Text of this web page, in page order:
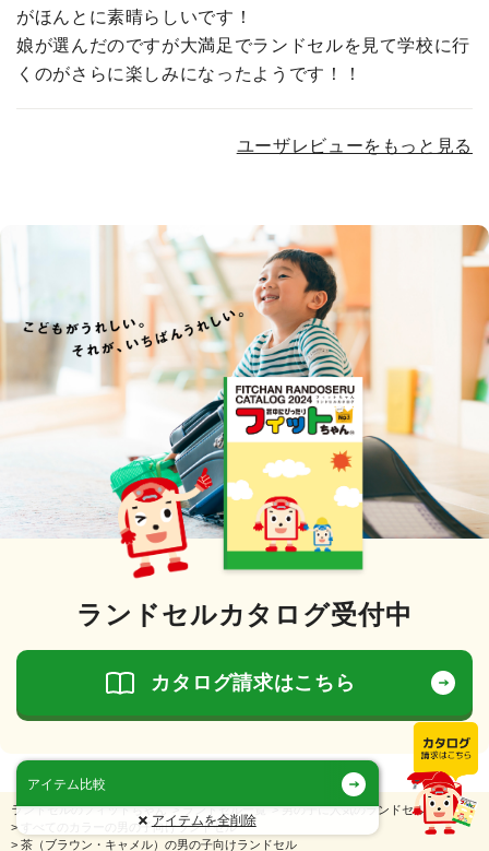
がほんとに素晴らしいです！
娘が選んだのですが大満足でランドセルを見て学校に行
くのがさらに楽しみになったようです！！
ユーザレビューをもっと見る
ランドセルカタログ受付中
カタログ請求はこちら
アイテム比較
アイテムを全削除
ランドセルのフィットちゃん >ランドセル一覧 >男の子に人気のランドセル
>
すべてのカラーの男の子向けランドセル
> 茶（ブラウン・キャメル）の男の子向けランドセル